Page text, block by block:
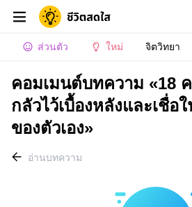
ส่วนตัว ใหม่ จิตวิทยา
คอมเมนต์บทความ «18
กลัวไว้เบื้องหลังและเชื่อ
ของตัวเอง»
อ่านบทความ